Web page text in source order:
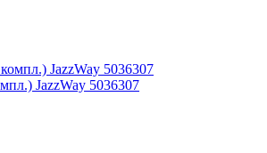
JazzWay 5036307